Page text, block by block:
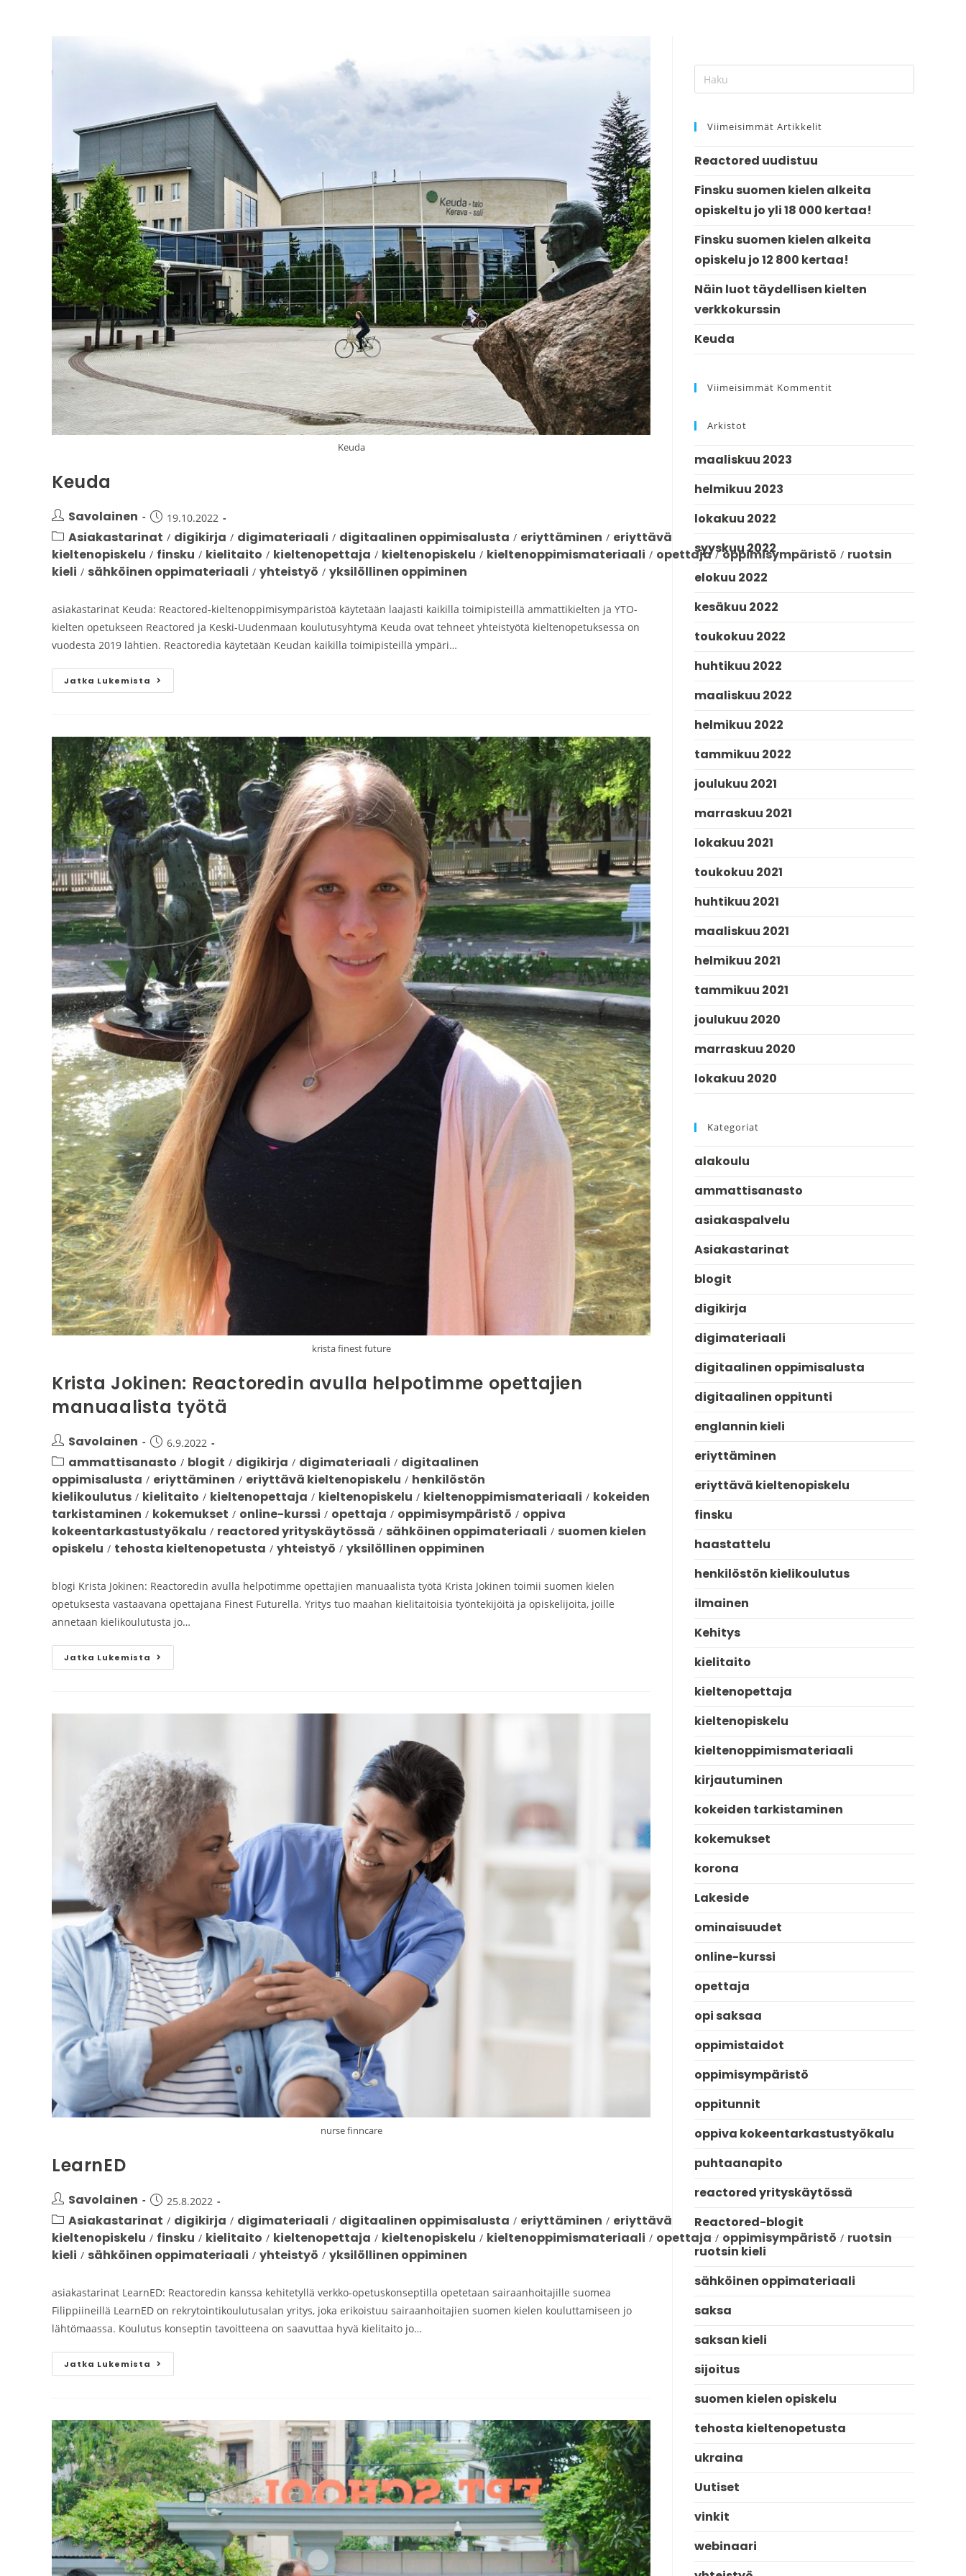
Keuda
Keuda
Savolainen 19.10.2022
Asiakastarinat / digikirja / digimateriaali / digitaalinen oppimisalusta / eriyttäminen / eriyttävä
kieltenopiskelu / finsku / kielitaito / kieltenopettaja / kieltenopiskelu / kieltenoppimismateriaali / opettaja / oppimisympäristö / ruotsin
kieli / sähköinen oppimateriaali / yhteistyö / yksilöllinen oppiminen
asiakastarinat Keuda: Reactored-kieltenoppimisympäristöä käytetään laajasti kaikilla toimipisteillä ammattikielten ja YTO-
kielten opetukseen Reactored ja Keski-Uudenmaan koulutusyhtymä Keuda ovat tehneet yhteistyötä kieltenopetuksessa on
vuodesta 2019 lähtien. Reactoredia käytetään Keudan kaikilla toimipisteillä ympäri…
Jatka Lukemista
krista finest future
Krista Jokinen: Reactoredin avulla helpotimme opettajien
manuaalista työtä
Savolainen 6.9.2022
ammattisanasto / blogit / digikirja / digimateriaali / digitaalinen
oppimisalusta / eriyttäminen / eriyttävä kieltenopiskelu / henkilöstön
kielikoulutus / kielitaito / kieltenopettaja / kieltenopiskelu / kieltenoppimismateriaali / kokeiden
tarkistaminen / kokemukset / online-kurssi / opettaja / oppimisympäristö / oppiva
kokeentarkastustyökalu / reactored yrityskäytössä / sähköinen oppimateriaali / suomen kielen
opiskelu / tehosta kieltenopetusta / yhteistyö / yksilöllinen oppiminen
blogi Krista Jokinen: Reactoredin avulla helpotimme opettajien manuaalista työtä Krista Jokinen toimii suomen kielen
opetuksesta vastaavana opettajana Finest Futurella. Yritys tuo maahan kielitaitoisia työntekijöitä ja opiskelijoita, joille
annetaan kielikoulutusta jo…
Jatka Lukemista
nurse finncare
LearnED
Savolainen 25.8.2022
Asiakastarinat / digikirja / digimateriaali / digitaalinen oppimisalusta / eriyttäminen / eriyttävä
kieltenopiskelu / finsku / kielitaito / kieltenopettaja / kieltenopiskelu / kieltenoppimismateriaali / opettaja / oppimisympäristö / ruotsin
kieli / sähköinen oppimateriaali / yhteistyö / yksilöllinen oppiminen
asiakastarinat LearnED: Reactoredin kanssa kehitetyllä verkko-opetuskonseptilla opetetaan sairaanhoitajille suomea
Filippiineillä LearnED on rekrytointikoulutusalan yritys, joka erikoistuu sairaanhoitajien suomen kielen kouluttamiseen jo
lähtömaassa. Koulutus konseptin tavoitteena on saavuttaa hyvä kielitaito jo…
Jatka Lukemista
Viimeisimmät Artikkelit
Reactored uudistuu
Finsku suomen kielen alkeita
opiskeltu jo yli 18 000 kertaa!
Finsku suomen kielen alkeita
opiskelu jo 12 800 kertaa!
Näin luot täydellisen kielten
verkkokurssin
Keuda
Viimeisimmät Kommentit
Arkistot
maaliskuu 2023
helmikuu 2023
lokakuu 2022
syyskuu 2022
elokuu 2022
kesäkuu 2022
toukokuu 2022
huhtikuu 2022
maaliskuu 2022
helmikuu 2022
tammikuu 2022
joulukuu 2021
marraskuu 2021
lokakuu 2021
toukokuu 2021
huhtikuu 2021
maaliskuu 2021
helmikuu 2021
tammikuu 2021
joulukuu 2020
marraskuu 2020
lokakuu 2020
Kategoriat
alakoulu
ammattisanasto
asiakaspalvelu
Asiakastarinat
blogit
digikirja
digimateriaali
digitaalinen oppimisalusta
digitaalinen oppitunti
englannin kieli
eriyttäminen
eriyttävä kieltenopiskelu
finsku
haastattelu
henkilöstön kielikoulutus
ilmainen
Kehitys
kielitaito
kieltenopettaja
kieltenopiskelu
kieltenoppimismateriaali
kirjautuminen
kokeiden tarkistaminen
kokemukset
korona
Lakeside
ominaisuudet
online-kurssi
opettaja
opi saksaa
oppimistaidot
oppimisympäristö
oppitunnit
oppiva kokeentarkastustyökalu
puhtaanapito
reactored yrityskäytössä
Reactored-blogit
ruotsin kieli
sähköinen oppimateriaali
saksa
saksan kieli
sijoitus
suomen kielen opiskelu
tehosta kieltenopetusta
ukraina
Uutiset
vinkit
webinaari